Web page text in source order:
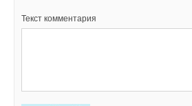
Текст комментария